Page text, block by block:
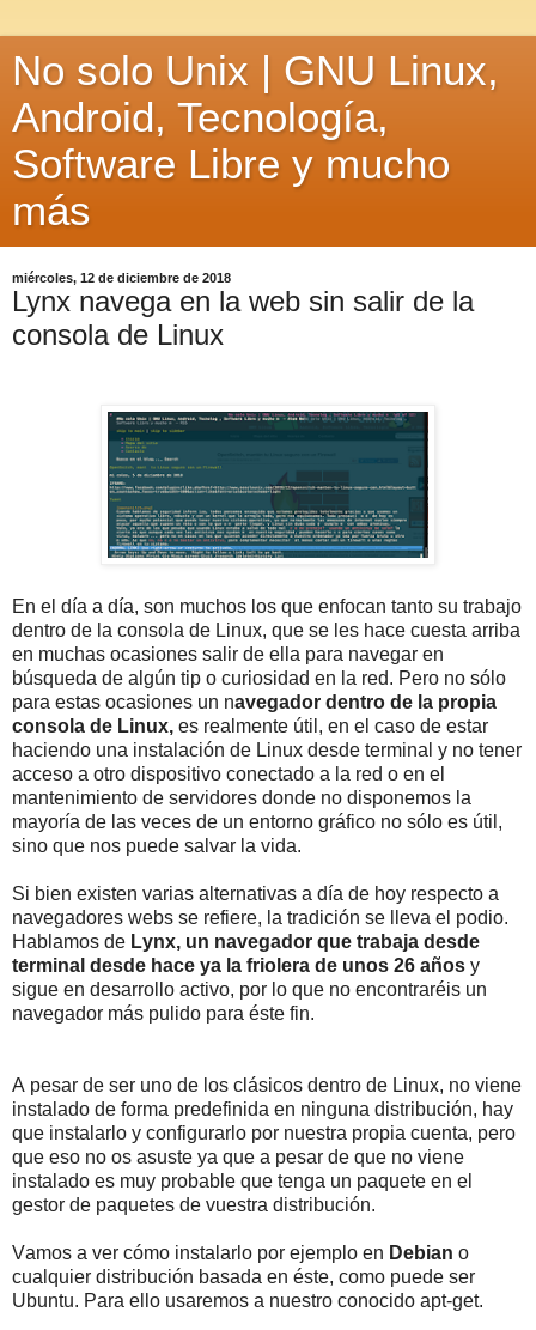
No solo Unix | GNU Linux,
Android, Tecnología,
Software Libre y mucho
más
miércoles, 12 de diciembre de 2018
Lynx navega en la web sin salir de la
consola de Linux
En el día a día, son muchos los que enfocan tanto su trabajo
dentro de la consola de Linux, que se les hace cuesta arriba
en muchas ocasiones salir de ella para navegar en
búsqueda de algún tip o curiosidad en la red. Pero no sólo
para estas ocasiones un navegador dentro de la propia
consola de Linux, es realmente útil, en el caso de estar
haciendo una instalación de Linux desde terminal y no tener
acceso a otro dispositivo conectado a la red o en el
mantenimiento de servidores donde no disponemos la
mayoría de las veces de un entorno gráfico no sólo es útil,
sino que nos puede salvar la vida.
Si bien existen varias alternativas a día de hoy respecto a
navegadores webs se refiere, la tradición se lleva el podio.
Hablamos de Lynx, un navegador que trabaja desde
terminal desde hace ya la friolera de unos 26 años y
sigue en desarrollo activo, por lo que no encontraréis un
navegador más pulido para éste fin.
A pesar de ser uno de los clásicos dentro de Linux, no viene
instalado de forma predefinida en ninguna distribución, hay
que instalarlo y configurarlo por nuestra propia cuenta, pero
que eso no os asuste ya que a pesar de que no viene
instalado es muy probable que tenga un paquete en el
gestor de paquetes de vuestra distribución.
Vamos a ver cómo instalarlo por ejemplo en Debian o
cualquier distribución basada en éste, como puede ser
Ubuntu. Para ello usaremos a nuestro conocido apt-get.